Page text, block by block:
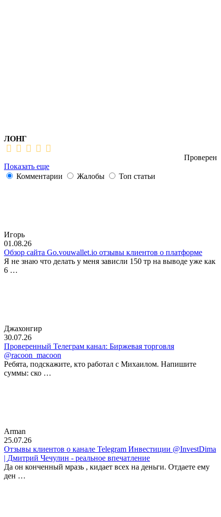
ЛОНГ
Проверен
Показать еще
Комментарии
Жалобы Топ статьи
Игорь
01.08.26
Обзор сайта Go.vouwallet.io отзывы клиентов о платформе
Я не знаю что делать у меня зависли 150 тр на выводе уже как
6 …
Джахонгир
30.07.26
Проверенный Телеграм канал: Биржевая торговля
@racoon_macoon
Ребята, подскажите, кто работал с Михаилом. Напишите
суммы: ско …
Arman
25.07.26
Отзывы клиентов о канале Telegram Инвестиции @InvestDima
| Дмитрий Чечулин - реальное впечатление
Да он конченный мразь , кидает всех на деньги. Отдаете ему
ден …